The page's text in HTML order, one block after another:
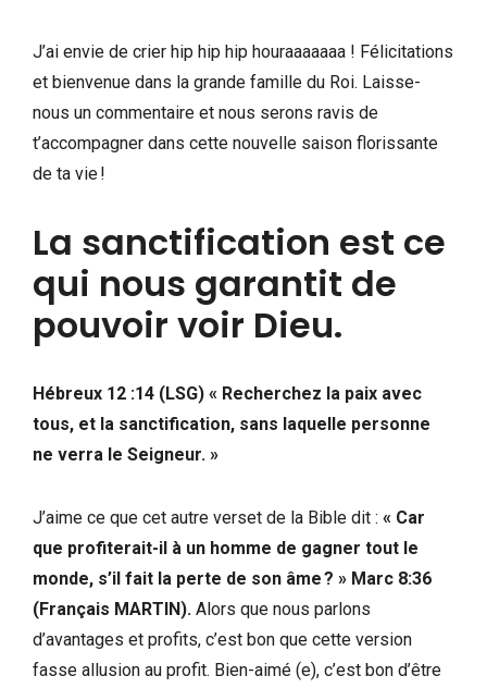
J’ai envie de crier hip hip hip houraaaaaaa ! Félicitations
et bienvenue dans la grande famille du Roi. Laisse-
nous un commentaire et nous serons ravis de
t’accompagner dans cette nouvelle saison florissante
de ta vie !
La sanctification est ce
qui nous garantit de
pouvoir voir Dieu.
Hébreux 12 :14 (LSG) « Recherchez la paix avec
tous, et la sanctification, sans laquelle personne
ne verra le Seigneur. »
J’aime ce que cet autre verset de la Bible dit : « Car
que profiterait-il à un homme de gagner tout le
monde, s’il fait la perte de son âme ? » Marc 8:36
(Français MARTIN). Alors que nous parlons
d’avantages et profits, c’est bon que cette version
fasse allusion au profit. Bien-aimé (e), c’est bon d’être